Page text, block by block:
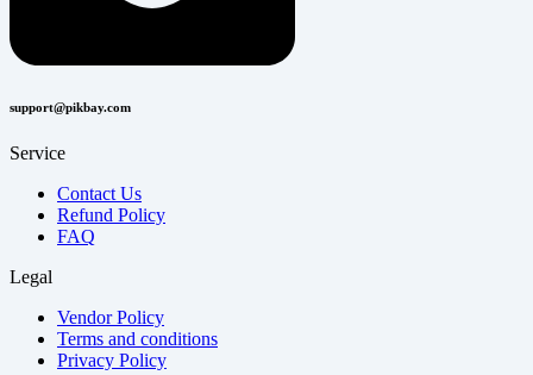
support@pikbay.com
Service
Contact Us
Refund Policy
FAQ
Legal
Vendor Policy
Terms and conditions
Privacy Policy